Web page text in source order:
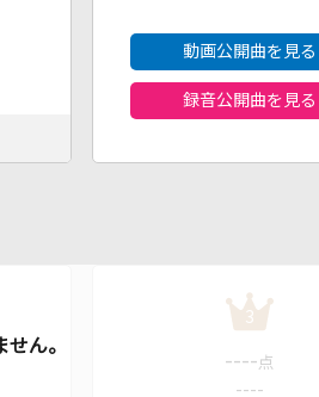
動画公開曲を見る
録音公開曲を見る
3
---- 点
----